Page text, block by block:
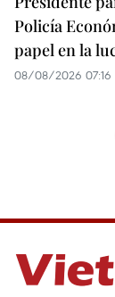
Policía
papel en la
08/08/2026 07:16